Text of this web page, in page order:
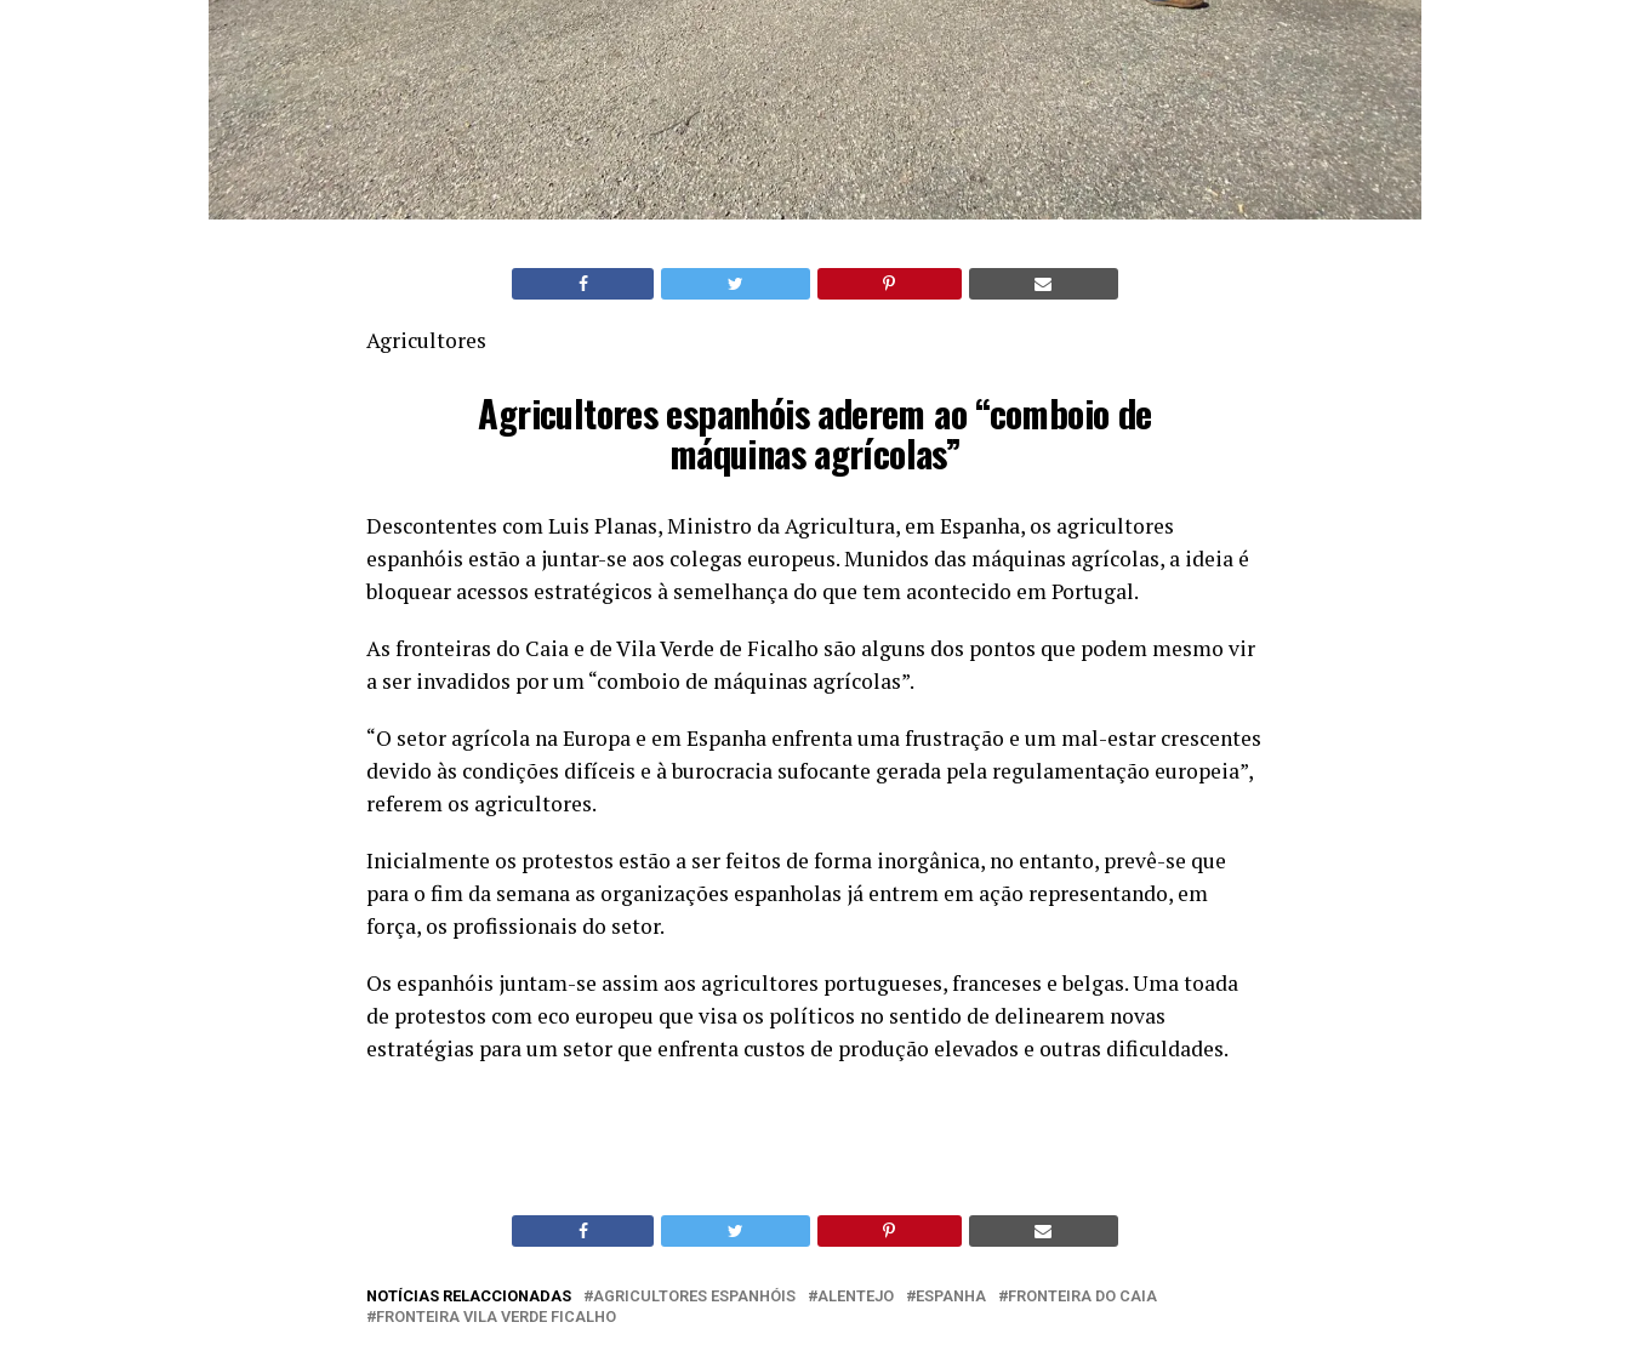
Agricultores
Agricultores espanhóis aderem ao “comboio de
máquinas agrícolas”
Descontentes com Luis Planas, Ministro da Agricultura, em Espanha, os agricultores
espanhóis estão a juntar-se aos colegas europeus. Munidos das máquinas agrícolas, a ideia é
bloquear acessos estratégicos à semelhança do que tem acontecido em Portugal.
As fronteiras do Caia e de Vila Verde de Ficalho são alguns dos pontos que podem mesmo vir
a ser invadidos por um “comboio de máquinas agrícolas”.
“O setor agrícola na Europa e em Espanha enfrenta uma frustração e um mal-estar crescentes
devido às condições difíceis e à burocracia sufocante gerada pela regulamentação europeia”,
referem os agricultores.
Inicialmente os protestos estão a ser feitos de forma inorgânica, no entanto, prevê-se que
para o fim da semana as organizações espanholas já entrem em ação representando, em
força, os profissionais do setor.
Os espanhóis juntam-se assim aos agricultores portugueses, franceses e belgas. Uma toada
de protestos com eco europeu que visa os políticos no sentido de delinearem novas
estratégias para um setor que enfrenta custos de produção elevados e outras dificuldades.
NOTÍCIAS RELACCIONADAS AGRICULTORES ESPANHÓIS ALENTEJO ESPANHA
FRONTEIRA DO CAIA
FRONTEIRA VILA VERDE FICALHO